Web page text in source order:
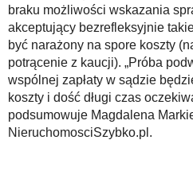
braku możliwości wskazania
akceptujący bezrefleksyjnie
być narażony na spore koszty
potrącenie z kaucji). „Próba
wspólnej zapłaty w sądzie
koszty i dość długi czas
podsumowuje Magdalena
NieruchomosciSzybko.pl.